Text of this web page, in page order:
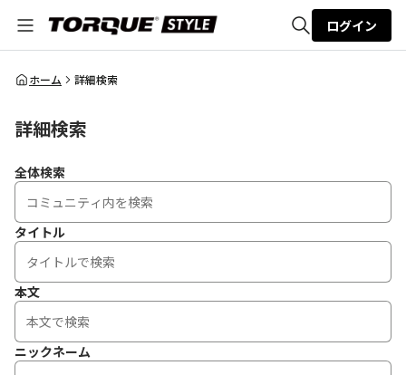
全体検索
ログイン
ホーム 詳細検索
詳細検索
全体検索
タイトル
本文
ニックネーム